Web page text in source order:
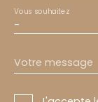
-
Vous souhaitez
Votre message